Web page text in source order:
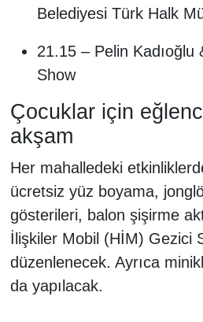
Belediyesi Türk Halk
21.15 – Pelin Kadıoğlu
Show
Çocuklar için
akşam
Her mahalledeki
ücretsiz yüz boyama,
gösterileri, balon şişirme
İlişkiler Mobil (HİM) Gezici
düzenlenecek. Ayrıca
da yapılacak.